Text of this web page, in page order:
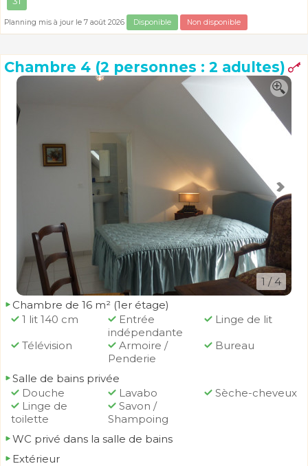
Planning mis à jour le 7 août 2026 Disponible Non disponible
Chambre 4 (2 personnes : 2 adultes)
1 / 4
Chambre de 16 m² (1er étage)
1 lit 140 cm
Entrée
indépendante
Linge de lit
Télévision
Armoire /
Penderie
Bureau
Salle de bains privée
Douche
Lavabo
Sèche-cheveux
Linge de
toilette
Savon /
Shampoing
WC privé dans la salle de bains
Extérieur